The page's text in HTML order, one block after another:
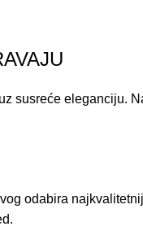
susreće eleganciju.
odabira